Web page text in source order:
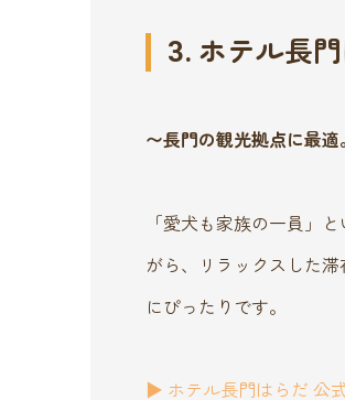
3. ホテル長
〜長門の観光拠点に最
「愛犬も家族の一員」
がら、リラックスした
にぴったりです。
▶︎ ホテル長門はらだ 公